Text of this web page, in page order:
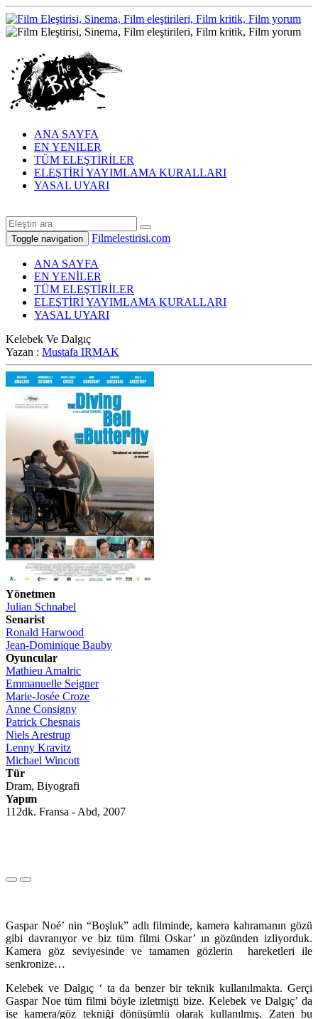
ANA SAYFA
EN YENİLER
TÜM ELEŞTİRİLER
ELEŞTİRİ YAYIMLAMA KURALLARI
YASAL UYARI
Toggle navigation Filmelestirisi.com
ANA SAYFA
EN YENİLER
TÜM ELEŞTİRİLER
ELEŞTİRİ YAYIMLAMA KURALLARI
YASAL UYARI
Kelebek Ve Dalgıç
Yazan : Mustafa IRMAK
Yönetmen
Julian Schnabel
Senarist
Ronald Harwood
Jean-Dominique Bauby
Oyuncular
Mathieu Amalric
Emmanuelle Seigner
Marie-Josée Croze
Anne Consigny
Patrick Chesnais
Niels Arestrup
Lenny Kravitz
Michael Wincott
Tür
Dram, Biyografi
Yapım
112dk. Fransa - Abd, 2007
Gaspar Noé’ nin “Boşluk” adlı filminde, kamera kahramanın gözü
gibi davranıyor ve biz tüm filmi Oskar’ ın gözünden izliyorduk.
Kamera göz seviyesinde ve tamamen gözlerin hareketleri ile
senkronize…
Kelebek ve Dalgıç ‘ ta da benzer bir teknik kullanılmakta. Gerçi
Gaspar Noe tüm filmi böyle izletmişti bize. Kelebek ve Dalgıç’ da
ise kamera/göz tekniği dönüşümlü olarak kullanılmış. Zaten bu